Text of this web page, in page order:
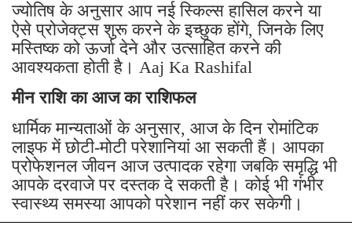
ज्योतिष के अनुसार आप नई स्किल्स हासिल करने या
ऐसे प्रोजेक्ट्स शुरू करने के इच्छुक होंगे, जिनके लिए
मस्तिष्क को ऊर्जा देने और उत्साहित करने की
आवश्यकता होती है। Aaj Ka Rashifal
मीन राशि का आज का राशिफल
धार्मिक मान्यताओं के अनुसार, आज के दिन रोमांटिक
लाइफ में छोटी-मोटी परेशानियां आ सकती हैं। आपका
प्रोफेशनल जीवन आज उत्पादक रहेगा जबकि समृद्धि भी
आपके दरवाजे पर दस्तक दे सकती है। कोई भी गंभीर
स्वास्थ्य समस्या आपको परेशान नहीं कर सकेगी।